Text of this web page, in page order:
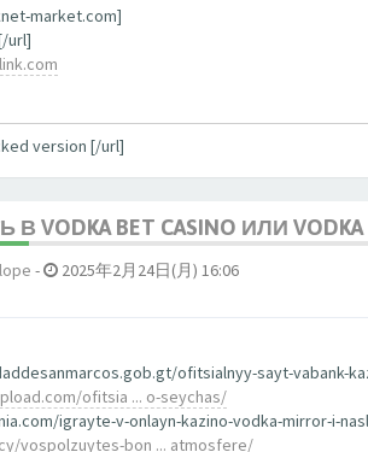
market.com]
url]
version [/url]
В VODKA BET CASINO ИЛИ
- 2025年2月24日(月) 16:06
ofitsialnyy-sayt-vabank-
ofitsia ... o-seychas/
igrayte-v-onlayn-kazino-vodka-mirror-i-
vospolzuytes-bon ... atmosfere/